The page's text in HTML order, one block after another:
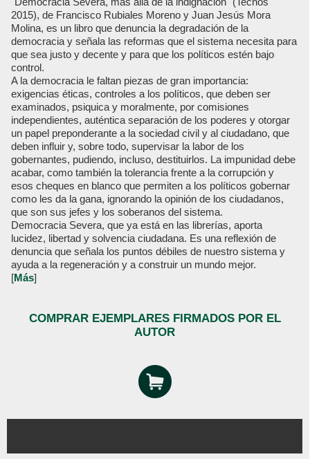
2015), de Francisco Rubiales Moreno y Juan Jesús Mora
Molina, es un libro que denuncia la degradación de la
democracia y señala las reformas que el sistema necesita para
que sea justo y decente y para que los políticos estén bajo
control.
A la democracia le faltan piezas de gran importancia:
exigencias éticas, controles a los políticos, que deben ser
examinados, psiquica y moralmente, por comisiones
independientes, auténtica separación de los poderes y otorgar
un papel preponderante a la sociedad civil y al ciudadano, que
deben influir y, sobre todo, supervisar la labor de los
gobernantes, pudiendo, incluso, destituirlos. La impunidad debe
acabar, como también la tolerancia frente a la corrupción y
esos cheques en blanco que permiten a los políticos gobernar
como les da la gana, ignorando la opinión de los ciudadanos,
que son sus jefes y los soberanos del sistema.
Democracia Severa, que ya está en las librerías, aporta
lucidez, libertad y solvencia ciudadana. Es una reflexión de
denuncia que señala los puntos débiles de nuestro sistema y
ayuda a la regeneración y a construir un mundo mejor.
[Más]
COMPRAR EJEMPLARES FIRMADOS POR EL
AUTOR